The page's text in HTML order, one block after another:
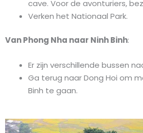
cave. Voor de avonturiers,
Verken het Nationaal Park.
Van Phong Nha naar Ninh Binh:
Er zijn verschillende bussen
Ga terug naar Dong Hoi om
Binh te gaan.